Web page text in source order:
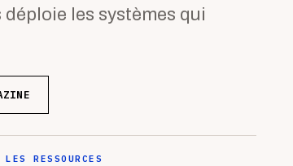
les systèmes qui
LES RESSOURCES